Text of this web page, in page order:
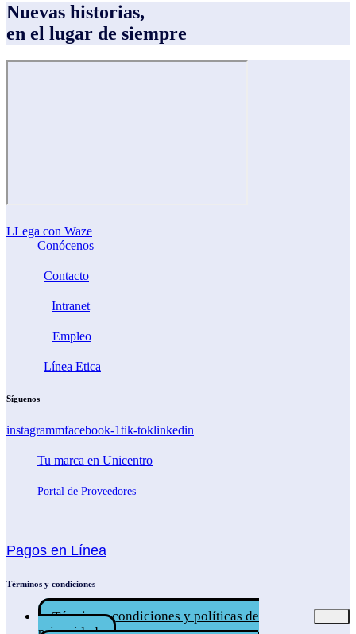
Nuevas historias,
en el lugar de siempre
LLega con Waze
Conócenos
Contacto
Intranet
Empleo
Línea Etica
Síguenos
instagrammfacebook-1tik-toklinkedin
Tu marca en Unicentro
Portal de Proveedores
Pagos en Línea
Términos y condiciones
Términos, condiciones y políticas de